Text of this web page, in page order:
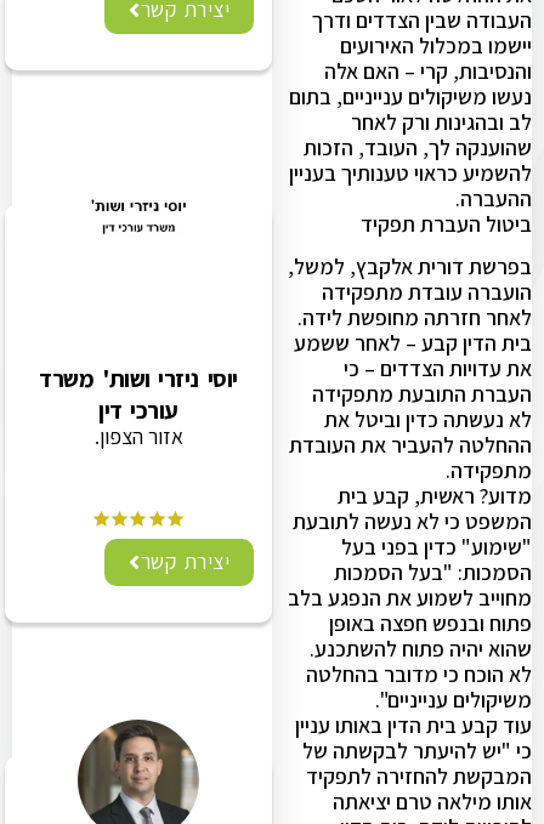
העבודה שבין הצדדים ודרך
יישמו במכלול האירועים
והנסיבות, קרי – האם אלה
נעשו משיקולים ענייניים, בתום
לב ובהגינות ורק לאחר
שהוענקה לך, העובד, הזכות
להשמיע כראוי טענותיך בעניין
ההעברה.
ביטול העברת תפקיד
בפרשת דורית אלקבץ, למשל,
הועברה עובדת מתפקידה
לאחר חזרתה מחופשת לידה.
בית הדין קבע – לאחר ששמע
את עדויות הצדדים – כי
העברת התובעת מתפקידה
לא נעשתה כדין וביטל את
ההחלטה להעביר את העובדת
מתפקידה.
מדוע? ראשית, קבע בית
המשפט כי לא נעשה לתובעת
"שימוע" כדין בפני בעל
הסמכות: "בעל הסמכות
מחוייב לשמוע את הנפגע בלב
פתוח ובנפש חפצה באופן
שהוא יהיה פתוח להשתכנע.
לא הוכח כי מדובר בהחלטה
משיקולים ענייניים".
עוד קבע בית הדין באותו עניין
כי "יש להיעתר לבקשתה של
המבקשת להחזירה לתפקיד
אותו מילאה טרם יציאתה
יצירת קשר
יוסי ניזרי ושות' משרד
עורכי דין
אזור הצפון.
יצירת קשר